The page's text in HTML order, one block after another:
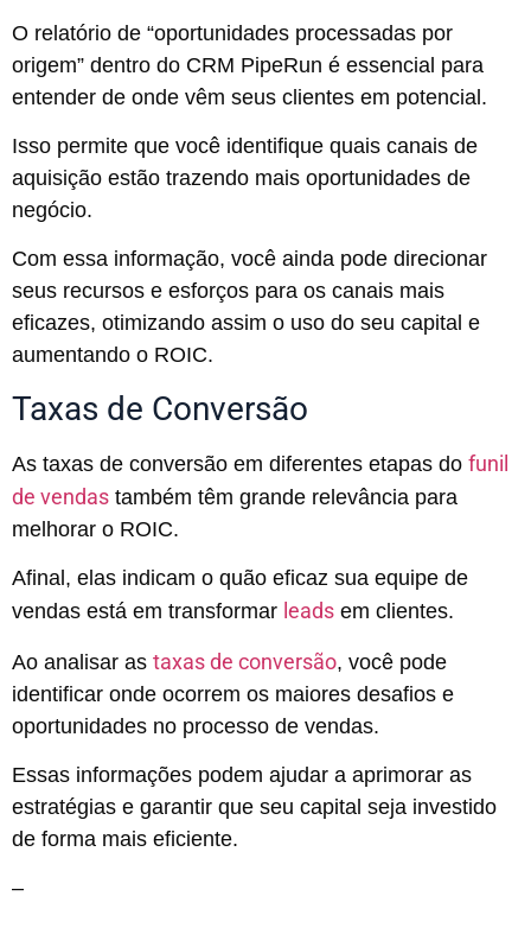
O relatório de “oportunidades processadas por
origem” dentro do CRM PipeRun é essencial para
entender de onde vêm seus clientes em potencial.
Isso permite que você identifique quais canais de
aquisição estão trazendo mais oportunidades de
negócio.
Com essa informação, você ainda pode direcionar
seus recursos e esforços para os canais mais
eficazes, otimizando assim o uso do seu capital e
aumentando o ROIC.
Taxas de Conversão
As taxas de conversão em diferentes etapas do funil
de vendas também têm grande relevância para
melhorar o ROIC.
Afinal, elas indicam o quão eficaz sua equipe de
vendas está em transformar leads em clientes.
Ao analisar as taxas de conversão, você pode
identificar onde ocorrem os maiores desafios e
oportunidades no processo de vendas.
Essas informações podem ajudar a aprimorar as
estratégias e garantir que seu capital seja investido
de forma mais eficiente.
–